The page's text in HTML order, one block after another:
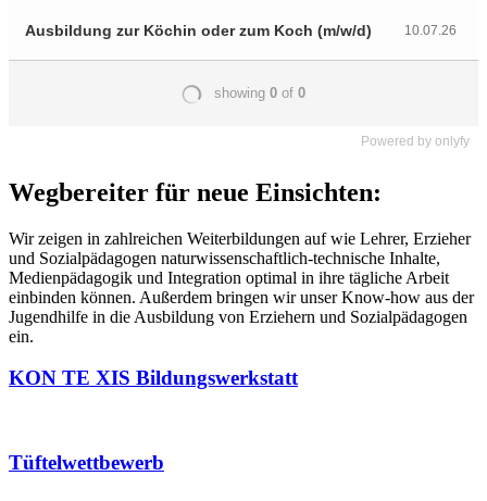
Powered by onlyfy
Wegbereiter für neue Einsichten:
Wir zeigen in zahlreichen Weiterbildungen auf wie Lehrer, Erzieher
und Sozialpädagogen naturwissenschaftlich-technische Inhalte,
Medienpädagogik und Integration optimal in ihre tägliche Arbeit
einbinden können. Außerdem bringen wir unser Know-how aus der
Jugendhilfe in die Ausbildung von Erziehern und Sozialpädagogen
ein.
KON TE XIS Bildungswerkstatt
Tüftelwettbewerb